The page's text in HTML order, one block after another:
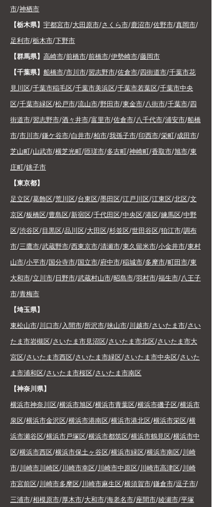
市/神栖市
【栃木県】 宇都宮市/大田原市/さくら市/鹿沼市/佐野市/真岡市/
足利市/栃木市/下野市
【群馬県】 高崎市/前橋市/前橋市/伊勢崎市/藤岡市
【千葉県】 船橋市/市川市/習志野市/佐倉市/四街道市/千葉市花
見川区/千葉市稲毛区/千葉市美浜区/千葉市若葉区/千葉市中央
区/千葉市緑区/松戸市/流山市/野田市/東金市/八街市/千葉市/四
街道市/習志野市/酒々井市/富里市/佐倉市/八千代市/浦安市/船橋
市/市川市/鎌ケ谷市/白井市/柏市/我孫子市/印西市/栄町/成田市/
芝山町/山武市/横芝光町/匝瑳市/多古町/神崎町/香取市/旭市/東
庄町/銚子市
【東京都】
足立区/葛飾区/荒川区/台東区/墨田区/江戸川区/江東区/北区/文
京区/板橋区/豊島区/新宿区/千代田区/中央区/港区/練馬区/中野
区/渋谷区/目黒区/品川区/大田区/杉並区/世田谷区/狛江市/調布
市/三鷹市/武蔵野市/西東京市/清瀬市/東久留米市/小金井市/東村
山市/小平市/国分寺市/国立市/府中市/稲城市/多摩市/町田市/東
大和市/立川市/日野市/武蔵村山市/昭島市/羽村市/福生市/八王子
市/青梅市
【埼玉県】
東松山市/川口市/入間市/所沢市/挟山市/川越市/さいたま市/さい
たま市岩槻区/さいたま市見沼区/さいたま市北区/さいたま市大
宮区/さいたま市西区/さいたま市緑区/さいたま市中央区/さいた
ま市浦和区/さいたま市桜区/さいたま市南区
【神奈川県】
横浜市神奈川区/横浜市旭区/横浜市青葉区/横浜市磯子区/横浜市
泉区/横浜市金沢区/横浜市港南区/横浜市港北区/横浜市栄区/横
浜市瀬谷区/横浜市戸塚区/横浜市都筑区/横浜市鶴見区/横浜市中
区/横浜市西区/横浜市保土ヶ谷区/横浜市緑区/横浜市南区/川崎
市/川崎市川崎区/川崎市幸区/川崎市中原区/川崎市高津区/川崎
市宮前区/川崎市多摩区/川崎市麻生区/横須賀市/鎌倉市/逗子市/
三浦市/相模原市/厚木市/大和市/海老名市/座間市/綾瀬市/平塚